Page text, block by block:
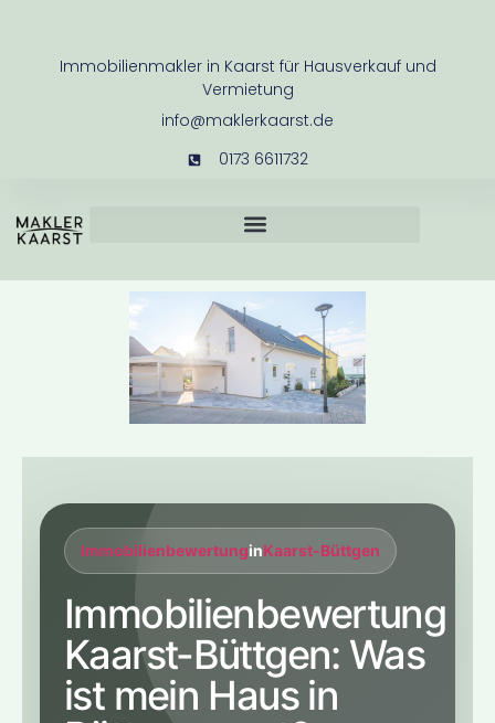
Immobilienmakler in Kaarst für Hausverkauf und
Vermietung
info@maklerkaarst.de
0173 6611732
ImmobilienbewertunginKaarst-Büttgen
Immobilienbewertung
Kaarst-Büttgen: Was
ist mein Haus in